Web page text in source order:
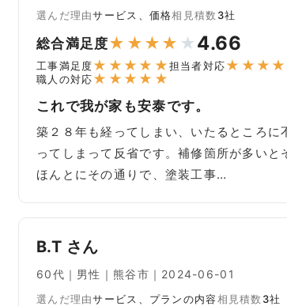
選んだ理由サービス、価格相見積数 3社
総合満足度★ ★ ★ ★ ★ 4.66
工事満足度★ ★ ★ ★ ★担当者対応★ ★ ★ ★
職人の対応★ ★ ★ ★ ★
これで我が家も安泰です。
築２８年も経ってしまい、いたるところに
ってしまって反省です。補修箇所が多いと
ほんとにその通りで、塗装工事…
B.T さん
60代｜男性｜熊谷市｜2024-06-01
選んだ理由サービス、プランの内容相見積数 3社